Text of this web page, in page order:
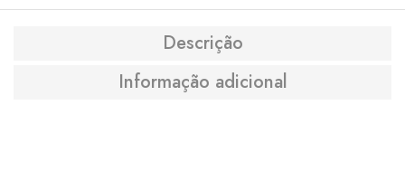
Descrição
Informação adicional